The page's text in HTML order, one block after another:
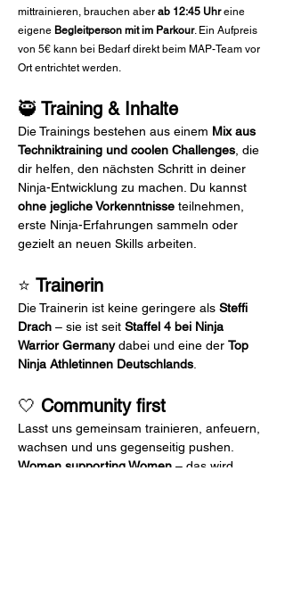
mittrainieren, brauchen aber ab 12:45 Uhr eine
eigene Begleitperson mit im Parkour. Ein Aufpreis
von 5€ kann bei Bedarf direkt beim MAP-Team vor
Ort entrichtet werden.
🥷 Training & Inhalte
Die Trainings bestehen aus einem Mix aus
Techniktraining und coolen Challenges , die
dir helfen, den nächsten Schritt in deiner
Ninja-Entwicklung zu machen. Du kannst
ohne jegliche Vorkenntnisse teilnehmen,
erste Ninja-Erfahrungen sammeln oder
gezielt an neuen Skills arbeiten.
⭐ Trainerin
Die Trainerin ist keine geringere als Steffi
Drach – sie ist seit Staffel 4 bei Ninja
Warrior Germany dabei und eine der Top
Ninja Athletinnen Deutschlands
🤍 Community first
Lasst uns gemeinsam trainieren, anfeuern,
wachsen und uns gegenseitig pushen.
Women supporting Women – das wird